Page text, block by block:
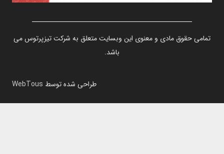
تمامی حقوق مادی و معنوی این وبسایت متعلق به شرکت تیزپرتوس می
باشد.
طراحی شده توسط WebTous